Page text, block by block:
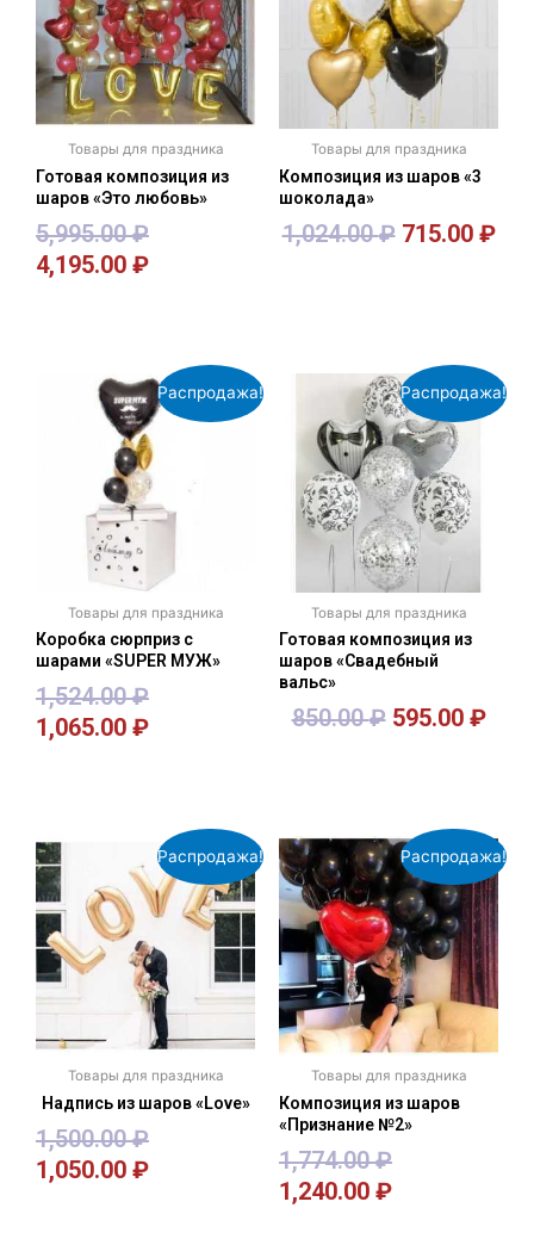
Товары для праздника
Готовая композиция из
шаров «Это любовь»
5,995.00₽
4,195.00 ₽
Товары для праздника
Композиция из шаров «3
шоколада»
1,024.00₽ 715.00 ₽
Распродажа!
Товары для праздника
Коробка сюрприз с
шарами «SUPER МУЖ»
1,524.00₽
1,065.00 ₽
Распродажа!
Товары для праздника
Готовая композиция из
шаров «Свадебный
вальс»
850.00₽ 595.00 ₽
Распродажа!
Товары для праздника
Надпись из шаров «Love»
1,500.00₽
1,050.00 ₽
Распродажа!
Товары для праздника
Композиция из шаров
«Признание №2»
1,774.00₽
1,240.00 ₽